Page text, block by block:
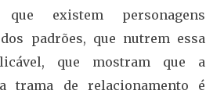
existem personagens
padrões, que nutrem essa
que mostram que a
trama de relacionamento é